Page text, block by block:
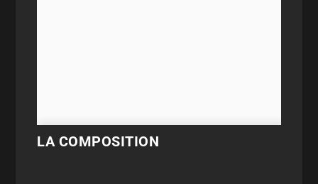
LA COMPOSITION